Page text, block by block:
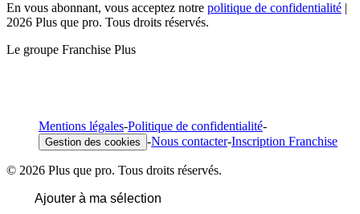
En vous abonnant, vous acceptez notre politique de confidentialité |
2026 Plus que pro. Tous droits réservés.
Le groupe Franchise Plus
Mentions légales-Politique de confidentialité-
Gestion des cookies -Nous contacter-Inscription Franchise
© 2026 Plus que pro. Tous droits réservés.
Ajouter à ma sélection